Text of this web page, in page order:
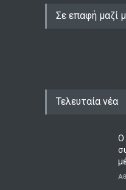
Σε επαφή μαζί
Τελευταία νέα
Ο